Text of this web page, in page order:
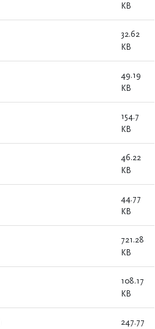
KB
32.62
KB
49.19
KB
154.7
KB
46.22
KB
44.77
KB
721.28
KB
108.17
KB
247.77